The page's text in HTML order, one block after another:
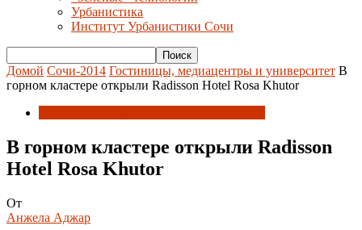
Урбанистика
Институт Урбанистики Сочи
Домой Сочи-2014 Гостиницы, медиацентры и университет В
горном кластере открыли Radisson Hotel Rosa Khutor
В горном кластере открыли Radisson
Hotel Rosa Khutor
От
Анжела Аджар